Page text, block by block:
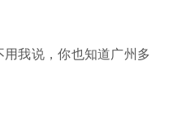
用我说，你也知道广州多